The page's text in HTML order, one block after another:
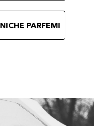
NICHE PARFEMI